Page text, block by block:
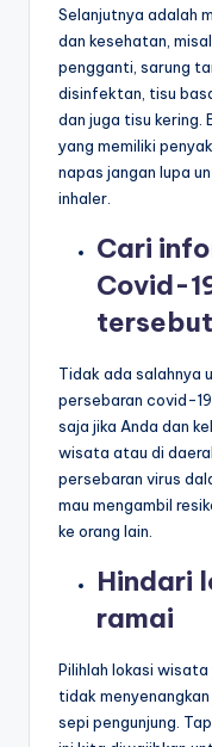
Selanjutnya adalah
dan kesehatan,
pengganti, sarung
disinfektan, tisu
dan juga tisu kering.
yang memiliki
napas jangan lupa
inhaler.
Cari
Covid-
tersebut
Tidak ada salahnya
persebaran covid-
saja jika Anda dan
wisata atau di
persebaran virus
mau mengambil
ke orang lain.
Hindari
ramai
Pilihlah lokasi
tidak
sepi pengunjung.